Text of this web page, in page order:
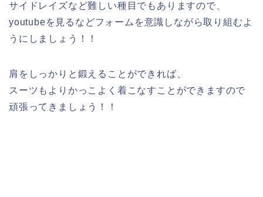
サイドレイズなど難しい種目でもありますので、
youtubeを見るなどフォームを意識しながら取り組むよ
うにしましょう！！
肩をしっかりと鍛えることができれば、
スーツもよりかっこよく着こなすことができますので
頑張ってきましょう！！